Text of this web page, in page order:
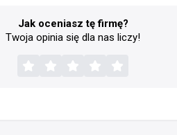
Jak oceniasz tę firmę?
Twoja opinia się dla nas liczy!